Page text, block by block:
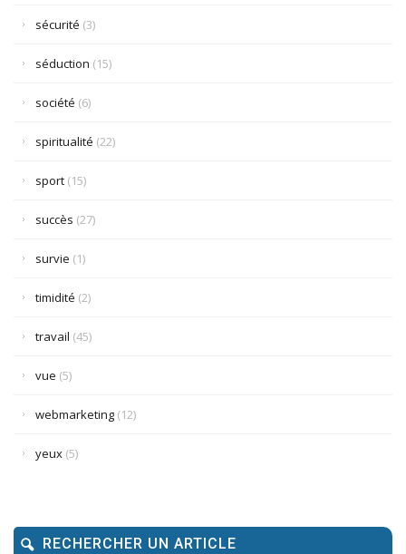
sécurité (3)
séduction (15)
société (6)
spiritualité (22)
sport (15)
succès (27)
survie (1)
timidité (2)
travail (45)
vue (5)
webmarketing (12)
yeux (5)
RECHERCHER UN ARTICLE